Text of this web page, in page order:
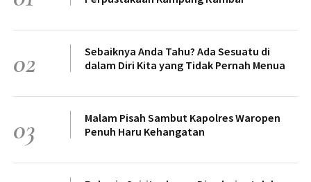
02
Sebaiknya Anda Tahu? Ada Sesuatu di
dalam Diri Kita yang Tidak Pernah Menua
03
Malam Pisah Sambut Kapolres Waropen
Penuh Haru Kehangatan